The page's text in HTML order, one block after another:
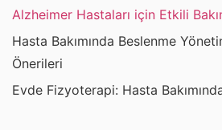
Alzheimer Hastaları için Etkili
Hasta Bakımında Beslenme
Önerileri
Evde Fizyoterapi: Hasta